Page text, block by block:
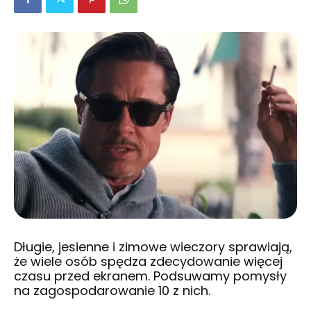
Długie, jesienne i zimowe wieczory sprawiają,
że wiele osób spędza zdecydowanie więcej
czasu przed ekranem. Podsuwamy pomysły
na zagospodarowanie 10 z nich.